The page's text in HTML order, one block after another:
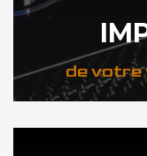
de